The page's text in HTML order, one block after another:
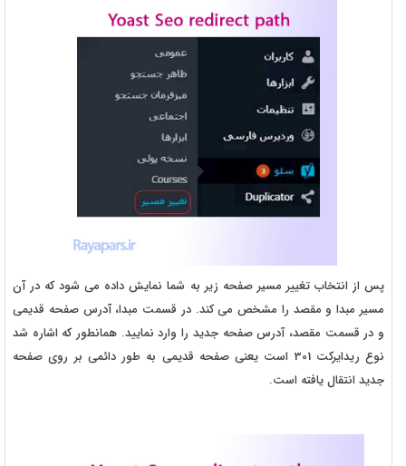
پس از انتخاب تغییر مسیر صفحه زیر به شما نمایش داده می شود که در آن
مسیر مبدا و مقصد را مشخص می کند. در قسمت مبدا، آدرس صفحه قدیمی
و در قسمت مقصد، آدرس صفحه جدید را وارد نمایید. همانطور که اشاره شد
نوع ریدایرکت 301 است یعنی صفحه قدیمی به طور دائمی بر روی صفحه
جدید انتقال یافته است.